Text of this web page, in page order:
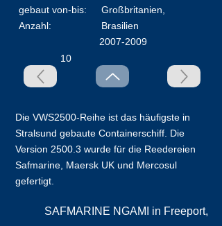
​gebaut von-bis:
Anzahl:
Großbritanien,
Brasilien
2007-2009
10
Die VWS2500-Reihe ist das häufigste in
Stralsund gebaute Containerschiff. Die
Version 2500.3 wurde für die Reedereien
Safmarine, Maersk UK und Mercosul
gefertigt.
SAFMARINE NGAMI in Freeport,